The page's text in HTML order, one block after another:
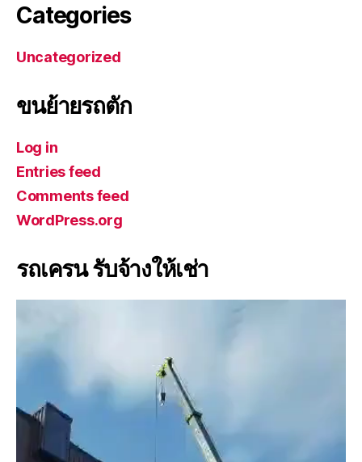
Categories
Uncategorized
ขนย้ายรถตัก
Log in
Entries feed
Comments feed
WordPress.org
รถเครน รับจ้างให้เช่า
l